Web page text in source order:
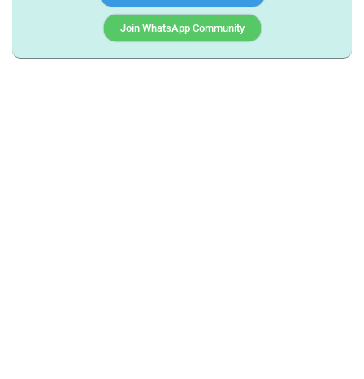
Join WhatsApp Community